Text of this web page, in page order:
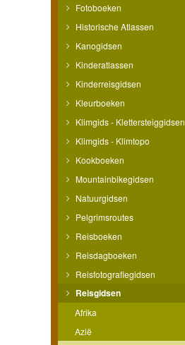
Fotoboeken
Historische Atlassen
Kanogidsen
Kinderatlassen
Kinderreisgidsen
Kleurboeken
Klimgids - Klettersteiggidsen
Klimgids - Klimtopo
Kookboeken
Mountainbikegidsen
Natuurgidsen
Pelgrimsroutes
Reisboeken
Reisdagboeken
Reisfotografiegidsen
Reisgidsen
Afrika
Azië